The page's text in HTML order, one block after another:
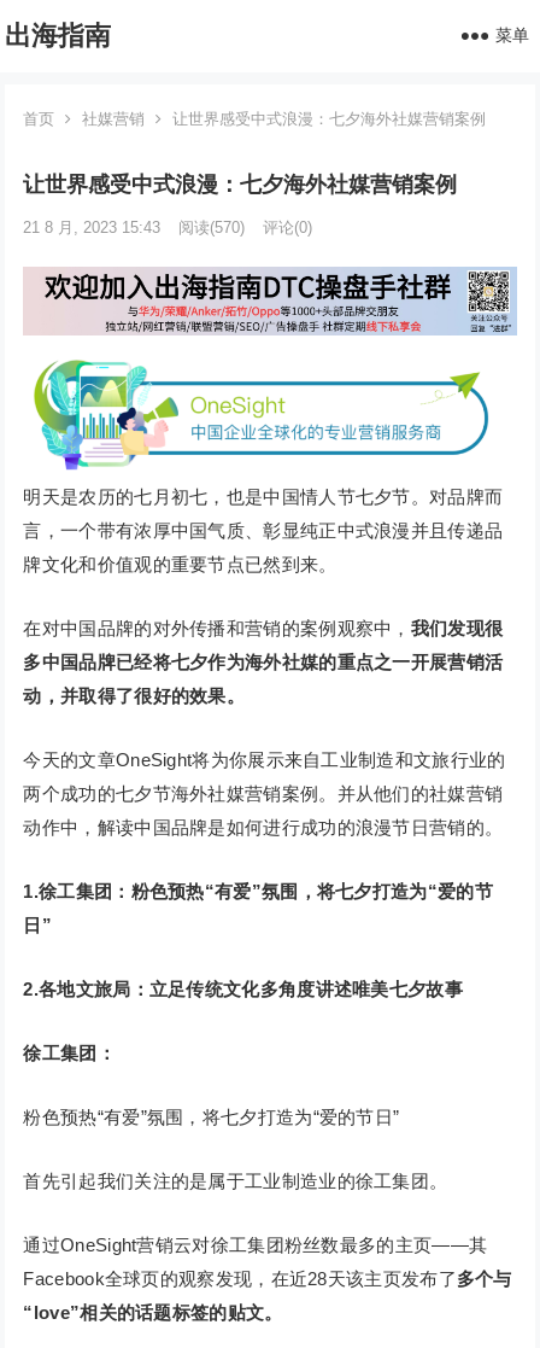
出海指南 菜单
首页 社媒营销 让世界感受中式浪漫：七夕海外社媒营销案例
让世界感受中式浪漫：七夕海外社媒营销案例
21 8 月, 2023 15:43 阅读(570) 评论(0)
明天是农历的七月初七，也是中国情人节七夕节。对品牌而
言，一个带有浓厚中国气质、彰显纯正中式浪漫并且传递品
牌文化和价值观的重要节点已然到来。
在对中国品牌的对外传播和营销的案例观察中， 我们发现很
多中国品牌已经将七夕作为海外社媒的重点之一开展营销活
动，并取得了很好的效果。
今天的文章OneSight将为你展示来自工业制造和文旅行业的
两个成功的七夕节海外社媒营销案例。并从他们的社媒营销
动作中，解读中国品牌是如何进行成功的浪漫节日营销的。
1.徐工集团： 粉色预热“有爱”氛围，将七夕打造为“爱的节
日”
2.各地文旅局：立足传统文化多角度讲述唯美七夕故事
徐工集团：
粉色预热“有爱”氛围，将七夕打造为“爱的节日”
首先引起我们关注的是属于工业制造业的徐工集团。
通过OneSight营销云对徐工集团粉丝数最多的主页——其
Facebook全球页的观察发现，在近28天该主页发布了多个与
“love”相关的话题标签的贴文。